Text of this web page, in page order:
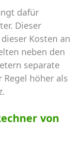
dafür
Dieser
Kosten an
neben den
separate
höher als
von